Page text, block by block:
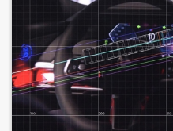
市場區隔：ITS 交通解決方
Google 提供完全整合的 AI
構、生成式模型和 AI 應用
深入瞭解 取得聯絡
深入瞭解 取得聯絡
Centific 整合資料、智慧
以人為本的解決方案。
深入瞭解 取得聯絡
協助組織減少能源使用、
深入瞭解 取得聯絡